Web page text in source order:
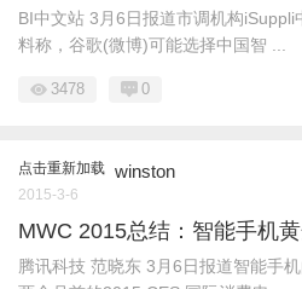
BI中文站 3月6日报道市调机构
料称，谷歌(微博)可能选择中国智 ...
3478 0
点击重新加载 winston
2015-3-6
MWC 2015总结：智能手机
腾讯科技 范晓东 3月6日报道智能手